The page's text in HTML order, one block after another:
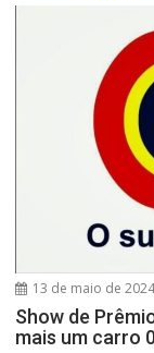
13 de maio de
Show de
mais um carro